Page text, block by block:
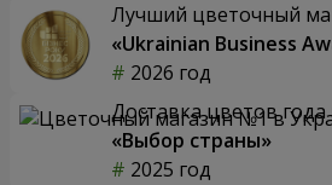
Лучший цветочный
«Ukrainian Business
2026 год
Доставка цветов
«Выбор страны»
2025 год